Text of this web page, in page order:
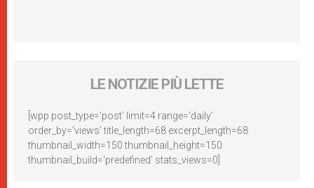
LE NOTIZIE PIÙ LETTE
[wpp post_type='post' limit=4 range='daily'
order_by='views' title_length=68 excerpt_length=68
thumbnail_width=150 thumbnail_height=150
thumbnail_build='predefined' stats_views=0]